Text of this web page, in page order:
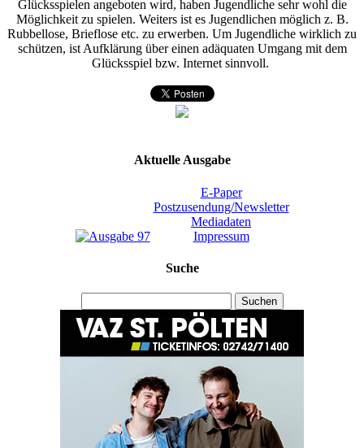
Glücksspielen angeboten wird, haben Jugendliche sehr wohl die
Möglichkeit zu spielen. Weiters ist es Jugendlichen möglich z. B.
Rubbellose, Brieflose etc. zu erwerben. Um Jugendliche wirklich zu
schützen, ist Aufklärung über einen adäquaten Umgang mit dem
Glücksspiel bzw. Internet sinnvoll.
Aktuelle Ausgabe
E-Paper
Postzusendung/Newsletter
Mediadaten
Impressum
Suche
Suchen